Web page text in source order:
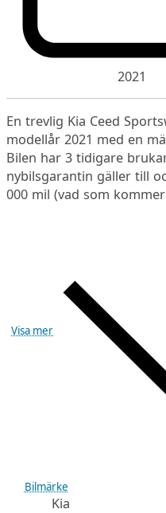
2021
En trevlig Kia Ceed
modellår 2021 med en
Bilen har 3 tidigare
nybilsgarantin gäller till
000 mil (vad som
Visa mer
Bilmärke
Kia